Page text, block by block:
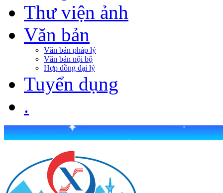
Thư viện ảnh
Văn bản
Văn bản pháp lý
Văn bản nội bộ
Hợp đồng đại lý
Tuyển dụng
.